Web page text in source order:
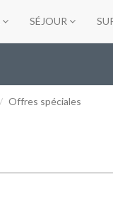
SÉJOUR
Offres spéciales